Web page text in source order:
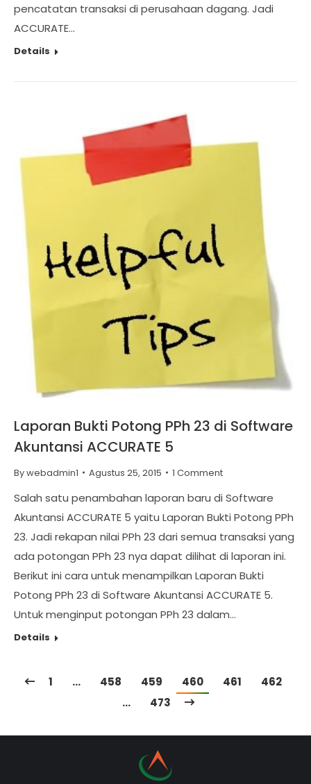
pencatatan transaksi di perusahaan dagang. Jadi
ACCURATE…
Details
Laporan Bukti Potong PPh 23 di Software
Akuntansi ACCURATE 5
Bywebadmin1 Agustus 25, 2015 1 Comment
Salah satu penambahan laporan baru di Software
Akuntansi ACCURATE 5 yaitu Laporan Bukti Potong PPh
23. Jadi rekapan nilai PPh 23 dari semua transaksi yang
ada potongan PPh 23 nya dapat dilihat di laporan ini.
Berikut ini cara untuk menampilkan Laporan Bukti
Potong PPh 23 di Software Akuntansi ACCURATE 5.
Untuk menginput potongan PPh 23 dalam…
Details
1 … 458 459 460 461
462
…
473